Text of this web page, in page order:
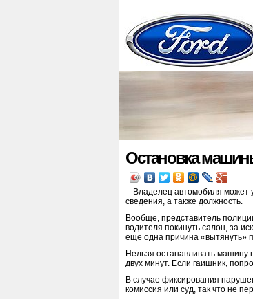
Остановка
Владелец автомобиля может
сведения, а также должность.
Вообще, представитель
водителя покинуть салон, за
еще одна причина «вытянуть»
Нельзя останавливать
двух минут. Если гаишник,
В случае фиксирования
комиссия или суд, так что не